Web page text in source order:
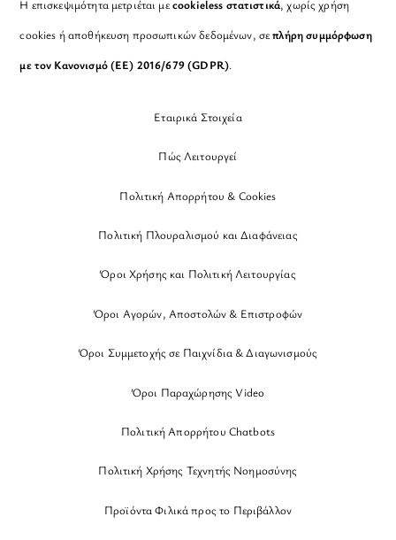
Η επισκεψιμότητα μετριέται μεcookieless στατιστικά, χωρίς χρήση
cookies ή αποθήκευση προσωπικών δεδομένων, σεπλήρη συμμόρφωση
με τον Κανονισμό (ΕΕ) 2016/679 (GDPR).
Εταιρικά Στοιχεία
Πώς Λειτουργεί
Πολιτική Απορρήτου & Cookies
Πολιτική Πλουραλισμού και Διαφάνειας
Όροι Χρήσης και Πολιτική Λειτουργίας
Όροι Αγορών, Αποστολών & Επιστροφών
Όροι Συμμετοχής σε Παιχνίδια & Διαγωνισμούς
Όροι Παραχώρησης Video
Πολιτική Απορρήτου Chatbots
Πολιτική Χρήσης Τεχνητής Νοημοσύνης
Προϊόντα Φιλικά προς το Περιβάλλον